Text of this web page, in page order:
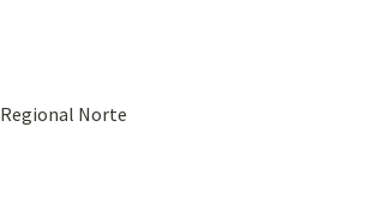
Regional Norte